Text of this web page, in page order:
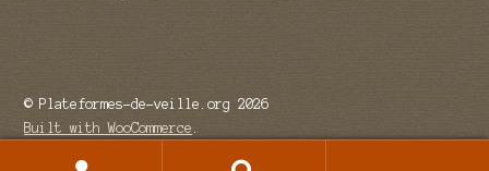
© Plateformes-de-veille.org 2026
Built with WooCommerce